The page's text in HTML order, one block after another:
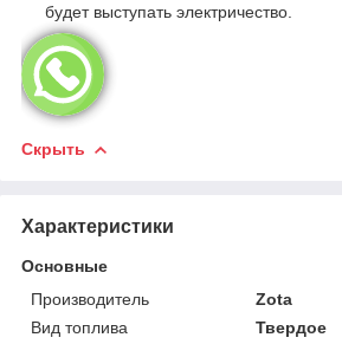
будет выступать электричество.
Скрыть
Характеристики
Основные
Производитель
Zota
Вид топлива
Твердое